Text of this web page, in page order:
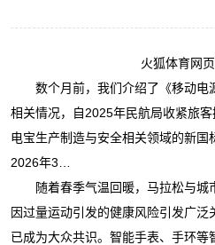
火狐体育网
数个月前，我们介绍了《移动电
相关情况，自2025年民航局收紧旅
电宝生产制造与安全相关领域的新
2026年3…
随着春季气温回暖，马拉松与城
因过量运动引发的健康风险引发广泛
已成为大众共识。智能手表、手环等